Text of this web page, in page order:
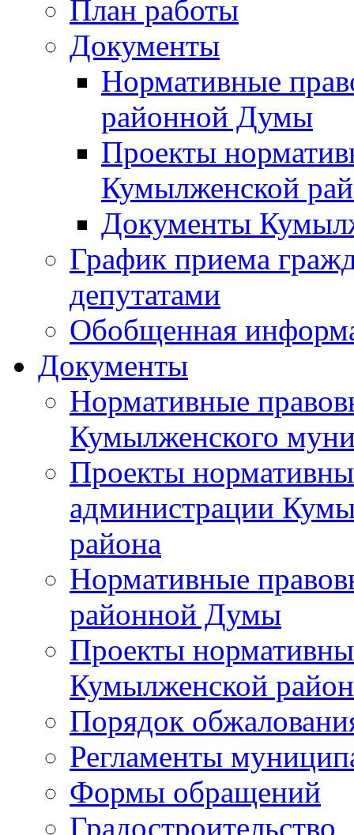
План работы
Документы
Нормативные
районной Думы
Проекты
Кумылженской
Документы
График приема
депутатами
Обобщенная
Документы
Нормативные
Кумылженского
Проекты
администрации
района
Нормативные
районной Думы
Проекты
Кумылженской
Порядок
Регламенты
Формы обращений
Градостроительство